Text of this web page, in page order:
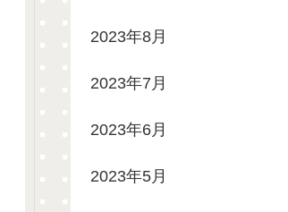
2023年8月
2023年7月
2023年6月
2023年5月